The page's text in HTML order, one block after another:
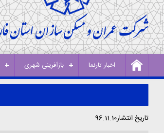
اخبار تارنما بازآفرینی شهری
تاریخ انتشار96.11.10